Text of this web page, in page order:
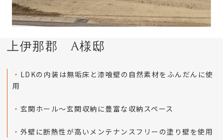
上伊那郡 A様邸
・ LDKの内装は無垢床と漆喰壁の自然素材をふんだんに使
用
・ 玄関ホール～玄関収納に豊富な収納スペース
・ 外壁に断熱性が高いメンテナンスフリーの塗り壁を使用